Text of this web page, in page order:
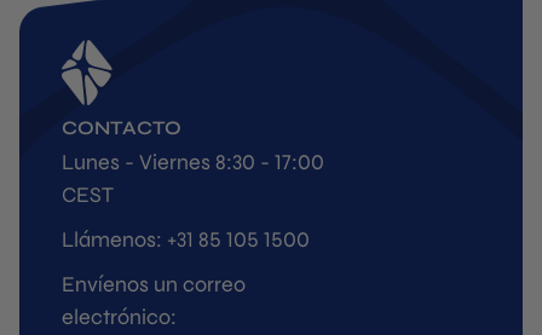
CONTACTO
Lunes - Viernes 8:30 - 17:00
CEST
Llámenos: +31 85 105 1500
Envíenos un correo
electrónico: